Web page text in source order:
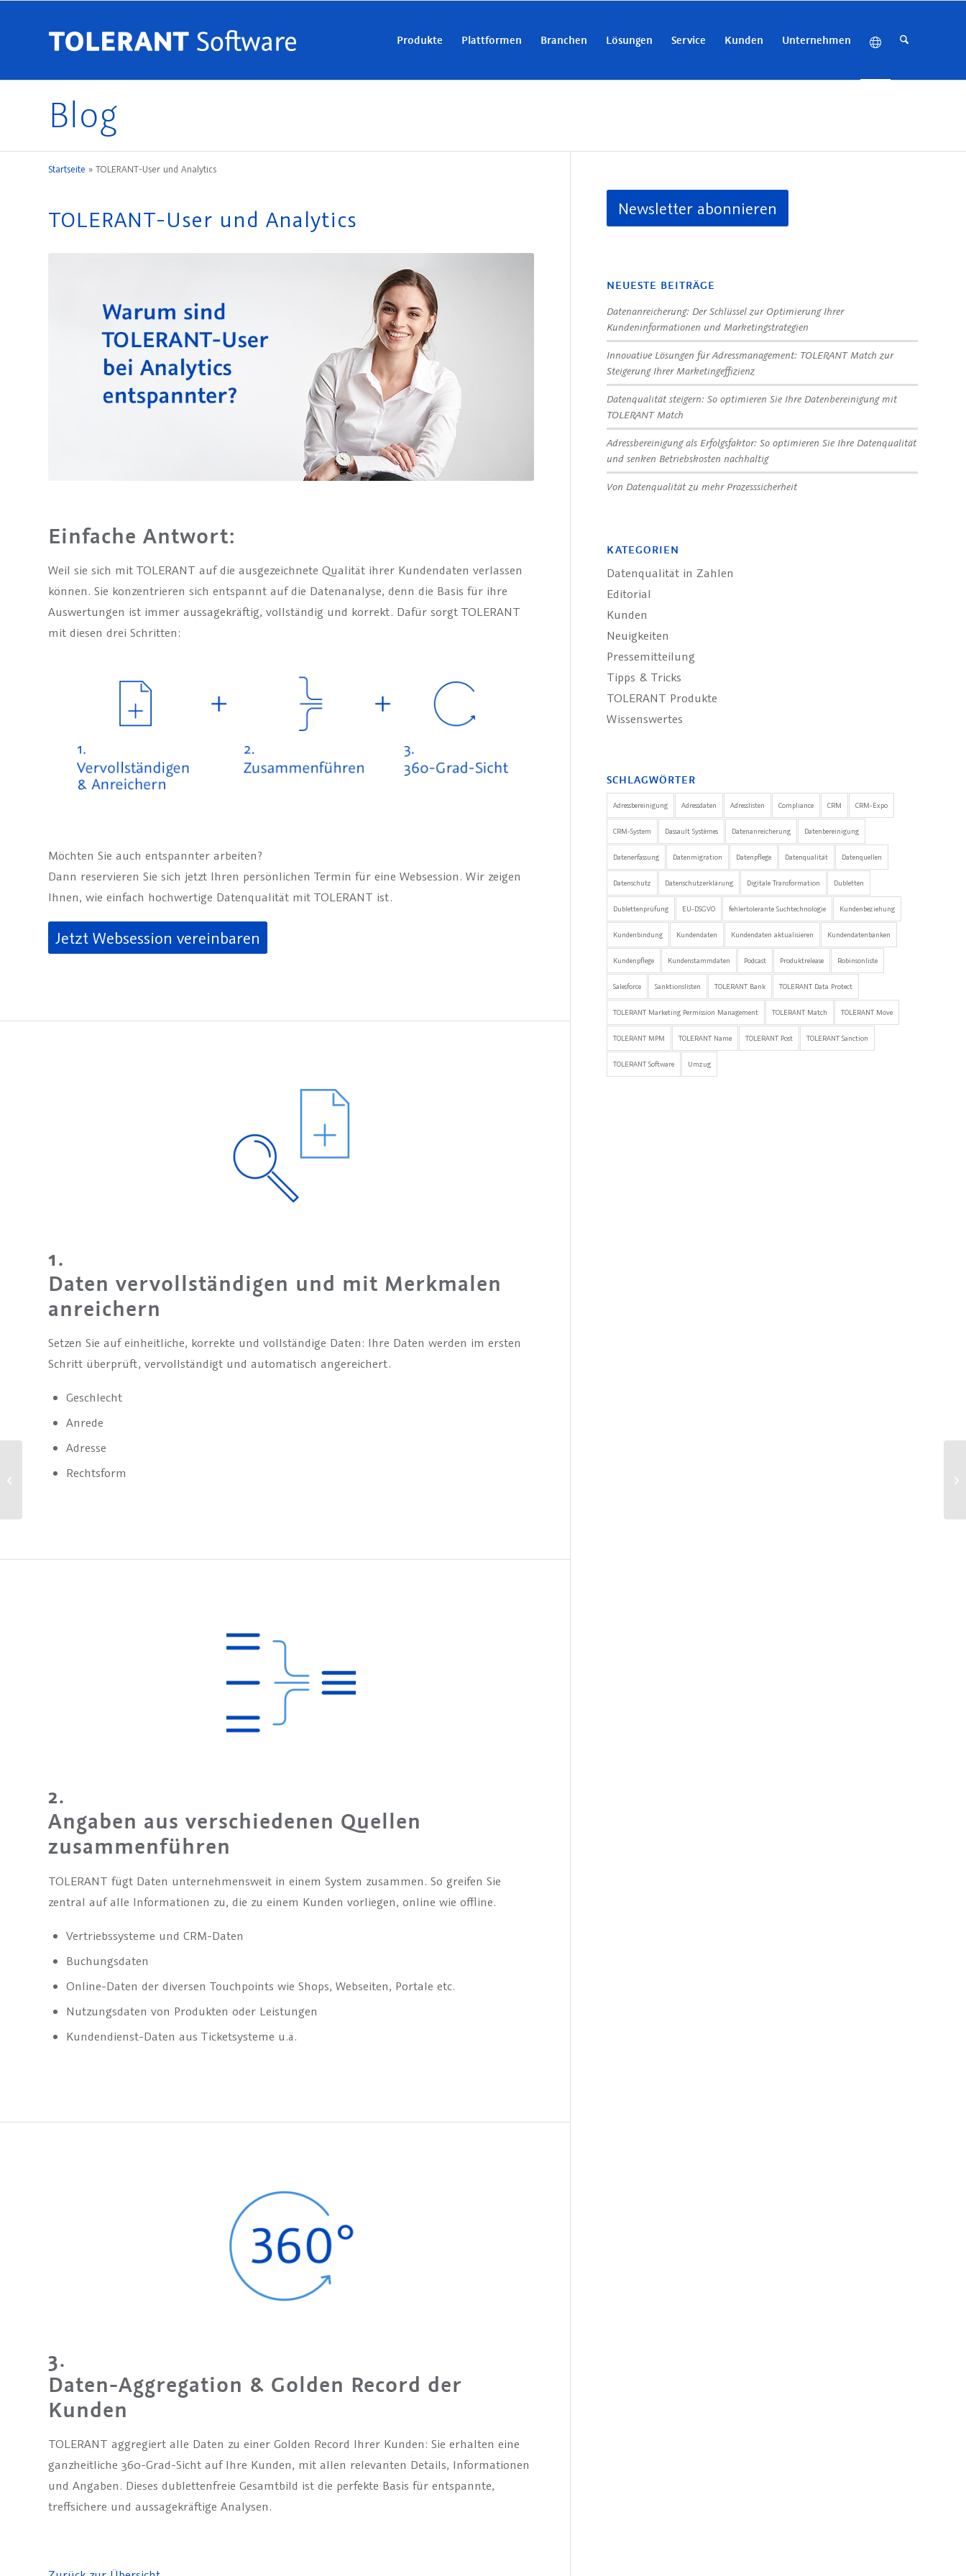
Produkte Plattformen Branchen Lösungen Service Kunden Unternehmen
Blog
Startseite » TOLERANT-User und Analytics
TOLERANT-User und Analytics
Einfache Antwort:
Weil sie sich mit TOLERANT auf die ausgezeichnete Qualität ihrer Kundendaten verlassen
können. Sie konzentrieren sich entspannt auf die Datenanalyse, denn die Basis für ihre
Auswertungen ist immer aussagekräftig, vollständig und korrekt. Dafür sorgt TOLERANT
mit diesen drei Schritten:
Möchten Sie auch entspannter arbeiten?
Dann reservieren Sie sich jetzt Ihren persönlichen Termin für eine Websession. Wir zeigen
Ihnen, wie einfach hochwertige Datenqualität mit TOLERANT ist.
Jetzt Websession vereinbaren
1.
Daten vervollständigen und mit Merkmalen
anreichern
Setzen Sie auf einheitliche, korrekte und vollständige Daten: Ihre Daten werden im ersten
Schritt überprüft, vervollständigt und automatisch angereichert.
Geschlecht
Anrede
Adresse
Rechtsform
2.
Angaben aus verschiedenen Quellen
zusammenführen
TOLERANT fügt Daten unternehmensweit in einem System zusammen. So greifen Sie
zentral auf alle Informationen zu, die zu einem Kunden vorliegen, online wie offline.
Vertriebssysteme und CRM-Daten
Buchungsdaten
Online-Daten der diversen Touchpoints wie Shops, Webseiten, Portale etc.
Nutzungsdaten von Produkten oder Leistungen
Kundendienst-Daten aus Ticketsysteme u.ä.
3.
Daten-Aggregation & Golden Record der
Kunden
TOLERANT aggregiert alle Daten zu einer Golden Record Ihrer Kunden: Sie erhalten eine
ganzheitliche 360-Grad-Sicht auf Ihre Kunden, mit allen relevanten Details, Informationen
und Angaben. Dieses dublettenfreie Gesamtbild ist die perfekte Basis für entspannte,
treffsichere und aussagekräftige Analysen.
Newsletter abonnieren
NEUESTE BEITRÄGE
Datenanreicherung: Der Schlüssel zur Optimierung Ihrer
Kundeninformationen und Marketingstrategien
Innovative Lösungen für Adressmanagement: TOLERANT Match zur
Steigerung Ihrer Marketingeffizienz
Datenqualität steigern: So optimieren Sie Ihre Datenbereinigung mit
TOLERANT Match
Adressbereinigung als Erfolgsfaktor: So optimieren Sie Ihre Datenqualität
und senken Betriebskosten nachhaltig
Von Datenqualität zu mehr Prozesssicherheit
KATEGORIEN
Datenqualität in Zahlen
Editorial
Kunden
Neuigkeiten
Pressemitteilung
Tipps & Tricks
TOLERANT Produkte
Wissenswertes
SCHLAGWÖRTER
Adressbereinigung Adressdaten Adresslisten Compliance CRM CRM-Expo
CRM-System Dassault Systèmes Datenanreicherung Datenbereinigung
Datenerfassung Datenmigration Datenpflege Datenqualität Datenquellen
Datenschutz Datenschutzerklärung Digitale Transformation Dubletten
Dublettenprüfung EU-DSGVO fehlertolerante Suchtechnologie Kundenbeziehung
Kundenbindung Kundendaten Kundendaten aktualisieren Kundendatenbanken
Kundenpflege Kundenstammdaten Podcast Produktrelease Robinsonliste
Salesforce Sanktionslisten TOLERANT Bank TOLERANT Data Protect
TOLERANT Marketing Permission Management TOLERANT Match TOLERANT Move
TOLERANT MPM TOLERANT Name TOLERANT Post TOLERANT Sanction
TOLERANT Software Umzug
Karrieretag 2021